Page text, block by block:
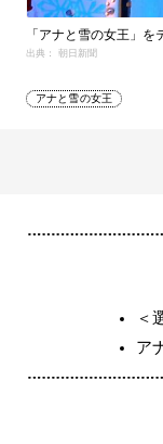
「アナと雪の女王」
出典： 朝日新聞
アナと雪の女王
＜
ア